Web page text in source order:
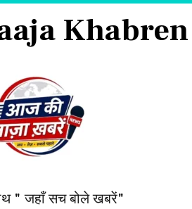
Khabren
" जहाँ सच बोले खबरें"